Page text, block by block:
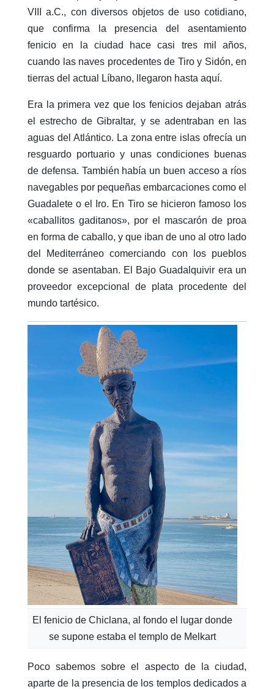
VIII a.C., con diversos objetos de uso cotidiano,
que confirma la presencia del asentamiento
fenicio en la ciudad hace casi tres mil años,
cuando las naves procedentes de Tiro y Sidón, en
tierras del actual Líbano, llegaron hasta aquí.
Era la primera vez que los fenicios dejaban atrás
el estrecho de Gibraltar, y se adentraban en las
aguas del Atlántico. La zona entre islas ofrecía un
resguardo portuario y unas condiciones buenas
de defensa. También había un buen acceso a ríos
navegables por pequeñas embarcaciones como el
Guadalete o el Iro. En Tiro se hicieron famoso los
«caballitos gaditanos», por el mascarón de proa
en forma de caballo, y que iban de uno al otro lado
del Mediterráneo comerciando con los pueblos
donde se asentaban. El Bajo Guadalquivir era un
proveedor excepcional de plata procedente del
mundo tartésico.
El fenicio de Chiclana, al fondo el lugar donde
se supone estaba el templo de Melkart
Poco sabemos sobre el aspecto de la ciudad,
aparte de la presencia de los templos dedicados a